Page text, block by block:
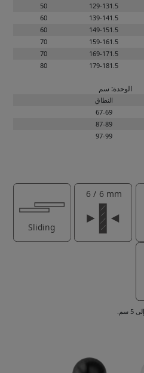
129-131.5
50
139-141.5
60
149-151.5
60
159-161.5
70
169-171.5
70
179-181.5
80
الوحدة: سم
النطاق
67-69
87-89
97-99